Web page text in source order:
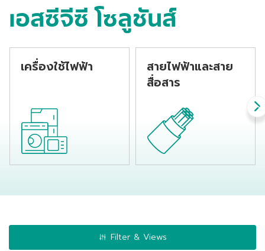
เอสซีจีซี โซลูชันส์
เครื่องใช้ไฟฟ้า
สายไฟฟ้าและสาย
สื่อสาร
Filter & Views